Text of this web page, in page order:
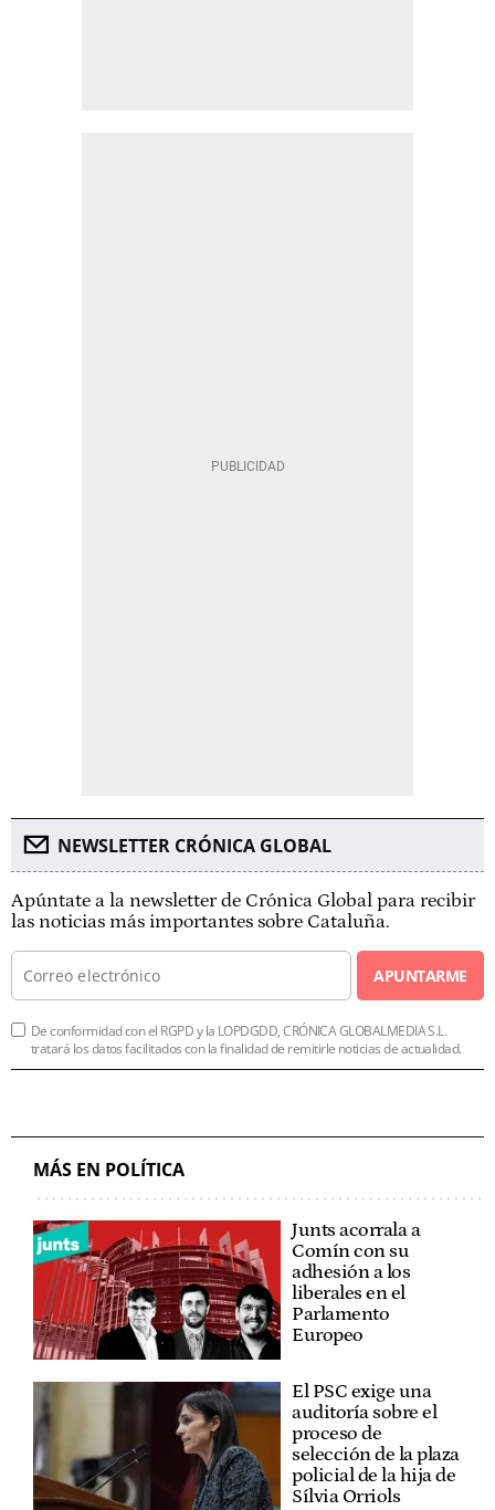
NEWSLETTER CRÓNICA GLOBAL
Apúntate a la newsletter de Crónica Global para recibir
las noticias más importantes sobre Cataluña.
APUNTARME
De conformidad con el RGPD y la LOPDGDD, CRÓNICA GLOBALMEDIA S.L.
tratará los datos facilitados con la finalidad de remitirle noticias de actualidad.
MÁS EN POLÍTICA
Junts acorrala a
Comín con su
adhesión a los
liberales en el
Parlamento
Europeo
El PSC exige una
auditoría sobre el
proceso de
selección de la plaza
policial de la hija de
Sílvia Orriols